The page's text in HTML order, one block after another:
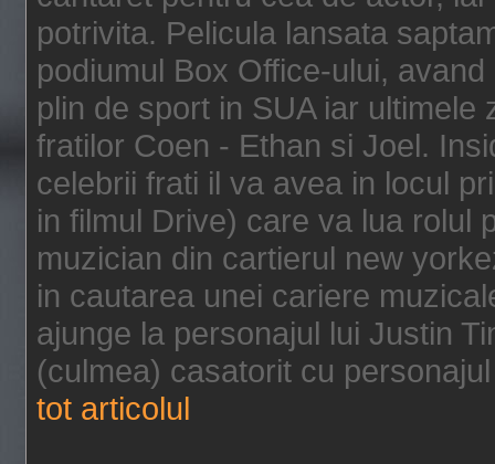
potrivita. Pelicula lansata
podiumul Box Office-ului,
plin de sport in SUA iar
fratilor Coen - Ethan si Joel.
celebrii frati il va avea in locul
in filmul Drive) care va lua rolul
muzician din cartierul new
in cautarea unei cariere
ajunge la personajul lui Justin
(culmea) casatorit cu
tot articolul